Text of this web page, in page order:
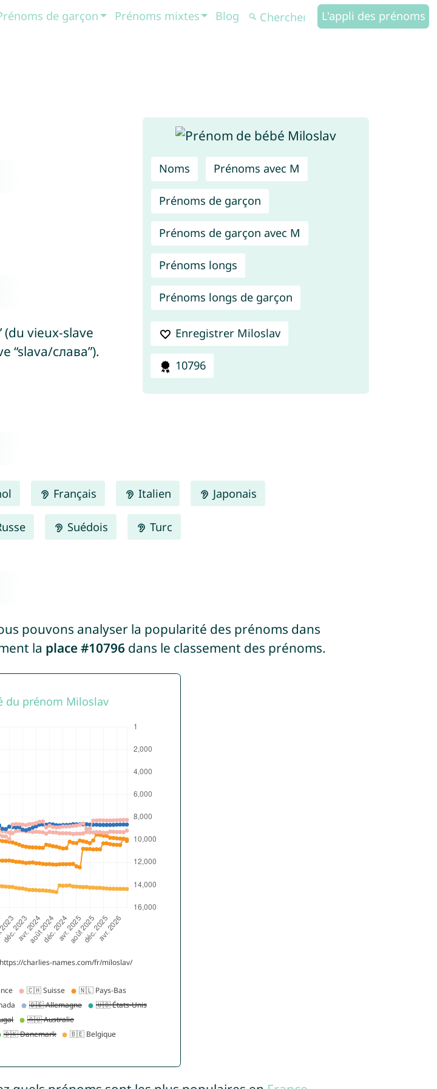
de garçon Prénoms mixtes Blog L'appli des prénoms
Noms Prénoms avec M
Prénoms de garçon
Prénoms de garçon avec M
Prénoms longs
Prénoms longs de garçon
Enregistrer Miloslav
10796
(du vieux-slave
“slava/слава”).
Français Italien Japonais
Suédois Turc
pouvons analyser la popularité des prénoms dans
la place #10796 dans le classement des prénoms.